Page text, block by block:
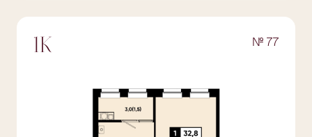
1К № 77